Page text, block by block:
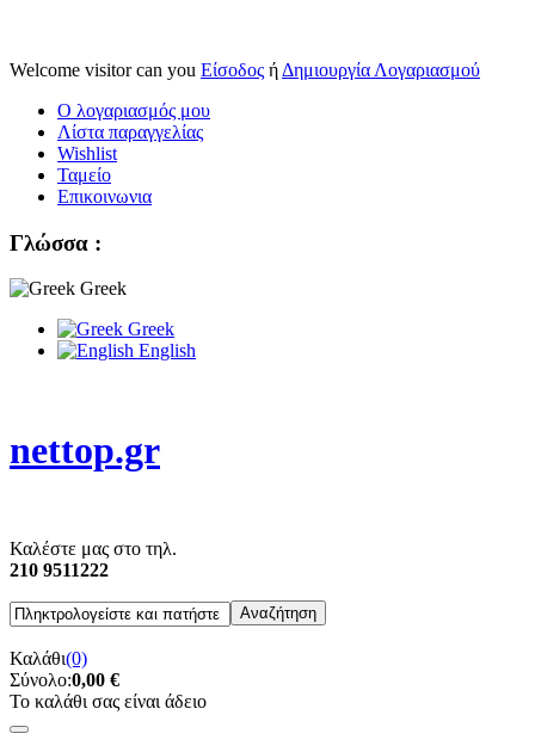
Welcome visitor can you Είσοδος ή Δημιουργία Λογαριασμού
Ο λογαριασμός μου
Λίστα παραγγελίας
Wishlist
Ταμείο
Επικοινωνια
Γλώσσα :
Greek
Greek
English
nettop.gr
Καλέστε μας στο τηλ.
210 9511222
Καλάθι(0)
Σύνολο:0,00 €
Το καλάθι σας είναι άδειο